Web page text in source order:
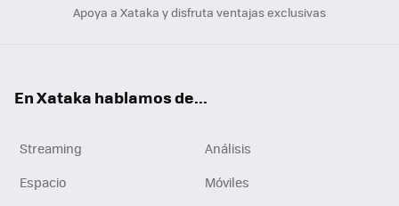
Apoya a Xataka y disfruta ventajas exclusivas
En Xataka hablamos de...
Streaming
Análisis
Espacio
Móviles